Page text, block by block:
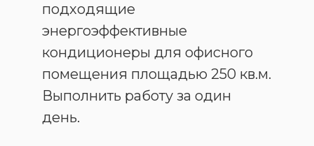
подходящие
энергоэффективные
кондиционеры для офисного
помещения площадью 250 кв.м.
Выполнить работу за один
день.